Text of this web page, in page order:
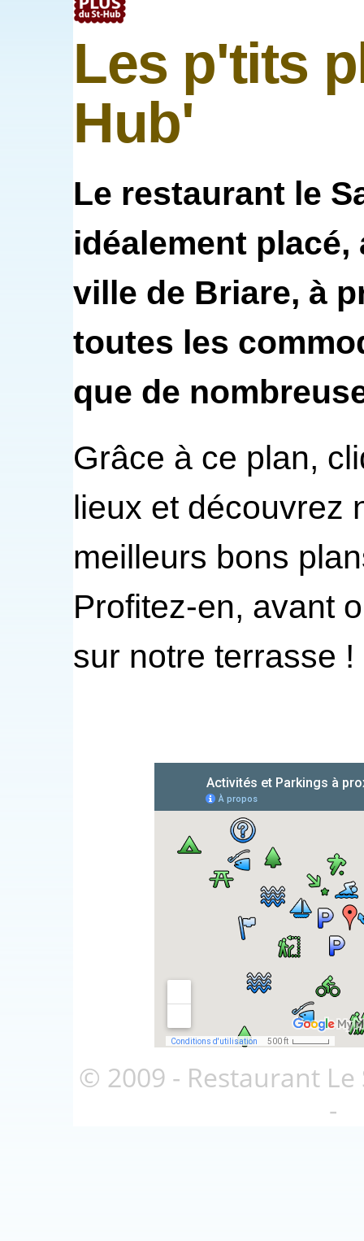
Les p'tits
Hub'
Le restaurant le
idéalement
ville de Briare, à
toutes les
que de
Grâce à ce plan,
lieux et découvrez
meilleurs bons
Profitez-en, avant
sur notre terrasse !
© 2009 - Restaurant
-